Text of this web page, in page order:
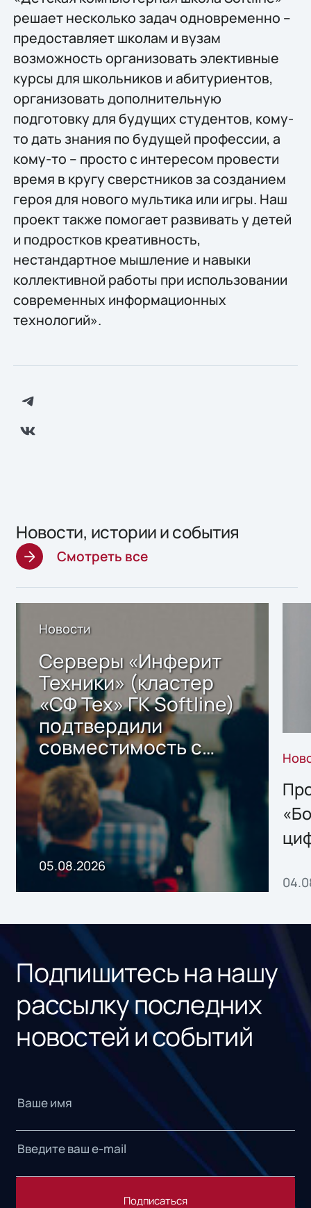
решает несколько задач одновременно –
предоставляет школам и вузам
возможность организовать элективные
курсы для школьников и абитуриентов,
организовать дополнительную
подготовку для будущих студентов, кому-
то дать знания по будущей профессии, а
кому-то – просто с интересом провести
время в кругу сверстников за созданием
героя для нового мультика или игры. Наш
проект также помогает развивать у детей
и подростков креативность,
нестандартное мышление и навыки
коллективной работы при использовании
современных информационных
технологий».
Новости, истории и события
Смотреть все
Новости
Серверы «Инферит
Техники» (кластер
«СФ Тех» ГК Softline)
подтвердили
совместимость с
решением Sharx
Storage 2.x для
хранения данных
05.08.2026
Подпишитесь на нашу
рассылку последних
новостей и событий
Подписаться